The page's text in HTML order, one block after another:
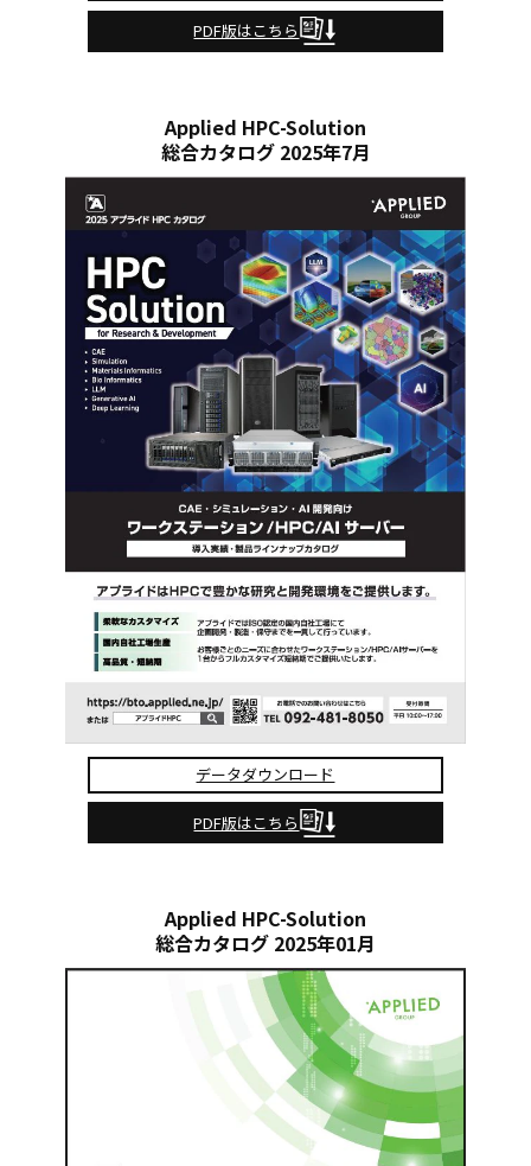
PDF版はこちら
Applied HPC-Solution
総合カタログ 2025年7月
データダウンロード
PDF版はこちら
Applied HPC-Solution
総合カタログ 2025年01月